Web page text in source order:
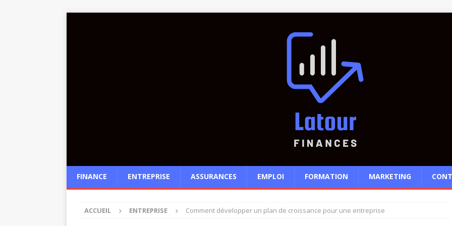
FINANCE ENTREPRISE ASSURANCES EMPLOI FORMATION MARKETING
ACCUEIL ENTREPRISE Comment développer un plan de croissance pour une entreprise